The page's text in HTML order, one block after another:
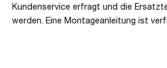
Kundenservice erfragt und die
werden. Eine Montageanleitung ist